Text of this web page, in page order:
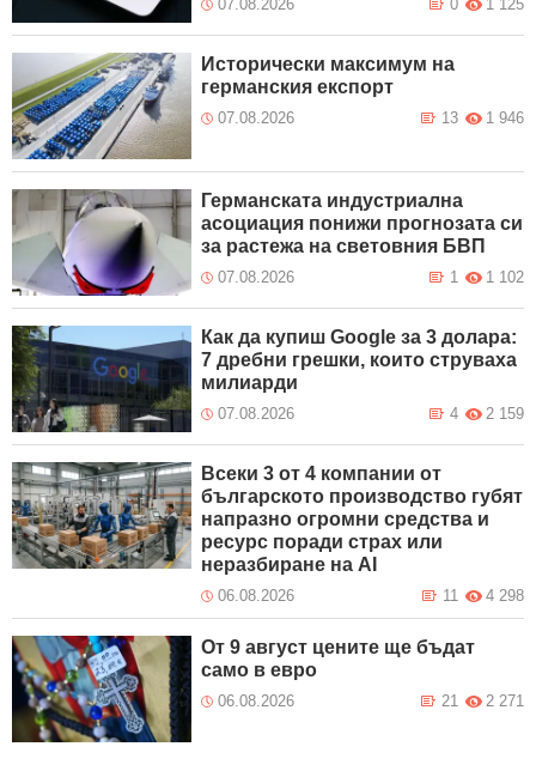
07.08.2026 1 125
0
Исторически максимум на
германския експорт
07.08.2026 1 946
13
Германската индустриална
асоциация понижи прогнозата си
за растежа на световния БВП
07.08.2026 1 102
1
Как да купиш Google за 3 долара:
7 дребни грешки, които струваха
милиарди
07.08.2026 2 159
4
Всеки 3 от 4 компании от
българското производство губят
напразно огромни средства и
ресурс поради страх или
неразбиране на AI
06.08.2026 4 298
11
От 9 август цените ще бъдат
само в евро
06.08.2026 2 271
21